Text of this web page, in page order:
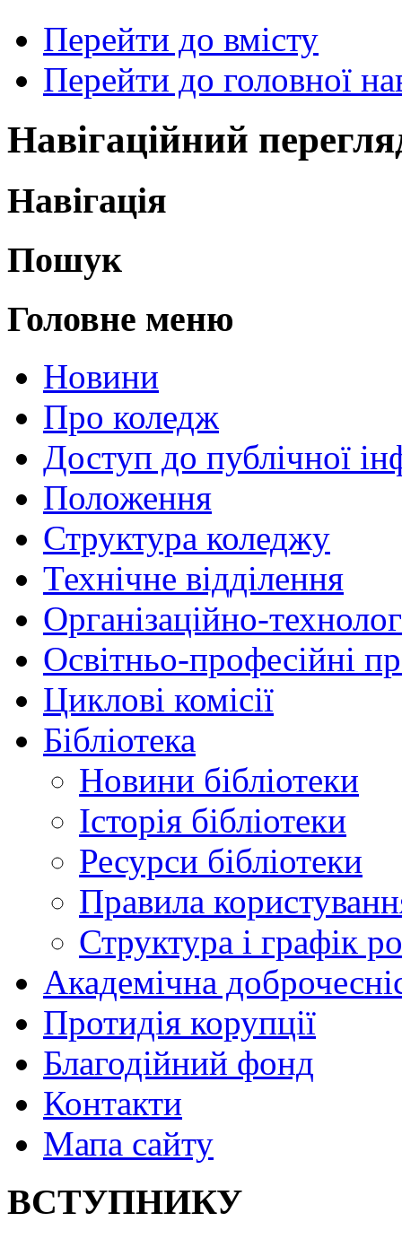
Перейти до вмісту
Перейти до головної
Навігаційний
Навігація
Пошук
Головне меню
Новини
Про коледж
Доступ до публічної
Положення
Структура коледжу
Технічне відділення
Організаційно-
Освітньо-професійні
Циклові комісії
Бібліотека
Новини бібліотеки
Історія бібліотеки
Ресурси бібліотеки
Правила
Структура і графік
Академічна
Протидія корупції
Благодійний фонд
Контакти
Мапа сайту
ВСТУПНИКУ